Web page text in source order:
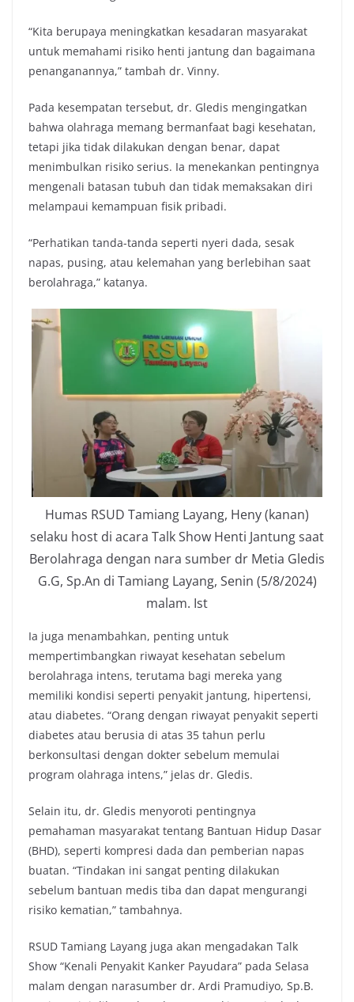
“Kita berupaya meningkatkan kesadaran masyarakat
untuk memahami risiko henti jantung dan bagaimana
penanganannya,” tambah dr. Vinny.
Pada kesempatan tersebut, dr. Gledis mengingatkan
bahwa olahraga memang bermanfaat bagi kesehatan,
tetapi jika tidak dilakukan dengan benar, dapat
menimbulkan risiko serius. Ia menekankan pentingnya
mengenali batasan tubuh dan tidak memaksakan diri
melampaui kemampuan fisik pribadi.
“Perhatikan tanda-tanda seperti nyeri dada, sesak
napas, pusing, atau kelemahan yang berlebihan saat
berolahraga,” katanya.
Humas RSUD Tamiang Layang, Heny (kanan)
selaku host di acara Talk Show Henti Jantung saat
Berolahraga dengan nara sumber dr Metia Gledis
G.G, Sp.An di Tamiang Layang, Senin (5/8/2024)
malam. Ist
Ia juga menambahkan, penting untuk
mempertimbangkan riwayat kesehatan sebelum
berolahraga intens, terutama bagi mereka yang
memiliki kondisi seperti penyakit jantung, hipertensi,
atau diabetes. “Orang dengan riwayat penyakit seperti
diabetes atau berusia di atas 35 tahun perlu
berkonsultasi dengan dokter sebelum memulai
program olahraga intens,” jelas dr. Gledis.
Selain itu, dr. Gledis menyoroti pentingnya
pemahaman masyarakat tentang Bantuan Hidup Dasar
(BHD), seperti kompresi dada dan pemberian napas
buatan. “Tindakan ini sangat penting dilakukan
sebelum bantuan medis tiba dan dapat mengurangi
risiko kematian,” tambahnya.
RSUD Tamiang Layang juga akan mengadakan Talk
Show “Kenali Penyakit Kanker Payudara” pada Selasa
malam dengan narasumber dr. Ardi Pramudiyo, Sp.B.